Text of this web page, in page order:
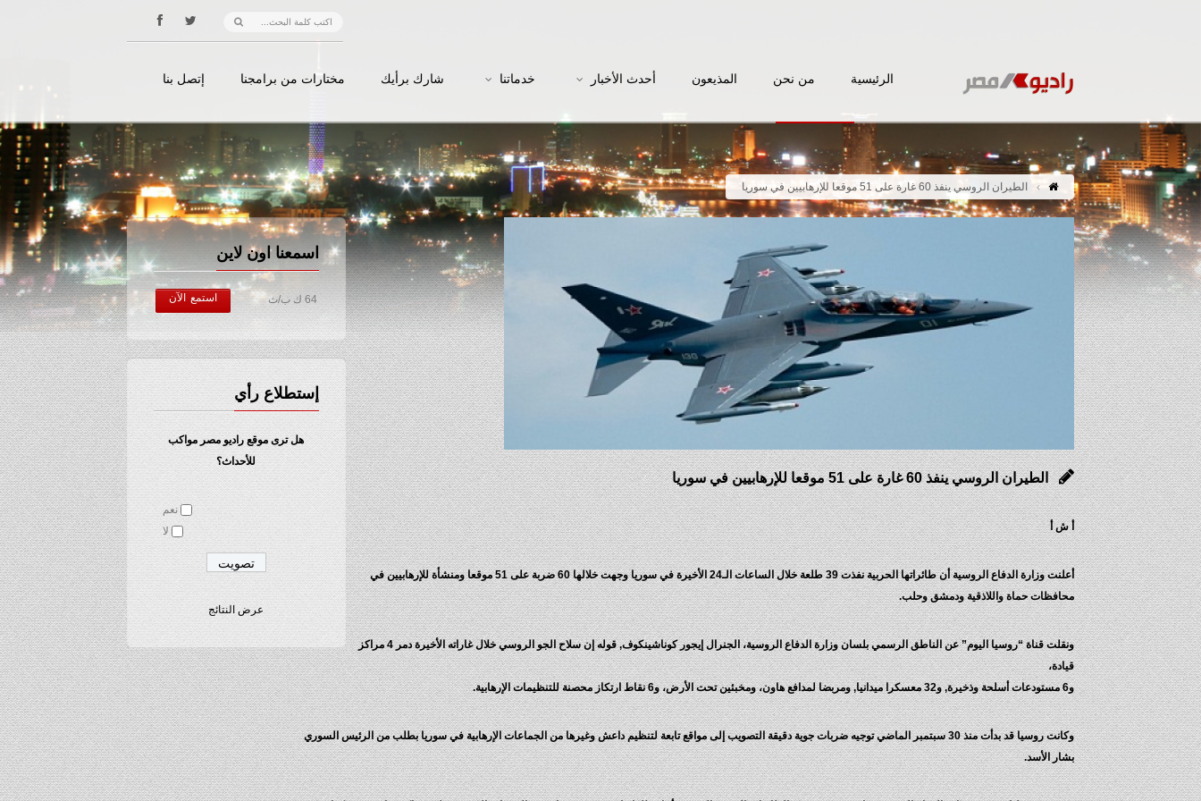
الرئيسية من نحن المذيعون أحدث الأخبار خدماتنا شارك برأيك مختارات من برامجنا إتصل بنا
الطيران الروسي ينفذ 60 غارة على 51 موقعا للإرهابيين في سوريا
اسمعنا اون لاين
64 ك ب/ث استمع الآن
إستطلاع رأي
هل ترى موقع راديو مصر مواكب
للأحداث؟
نعم
لا
عرض النتائج
الطيران الروسي ينفذ 60 غارة على 51 موقعا للإرهابيين في سوريا
أ ش أ
أعلنت وزارة الدفاع الروسية أن طائراتها الحربية نفذت 39 طلعة خلال الساعات الـ24 الأخيرة في سوريا وجهت خلالها 60 ضربة على 51 موقعا ومنشأة للإرهابيين في
محافظات حماة واللاذقية ودمشق وحلب.
ونقلت قناة “روسيا اليوم” عن الناطق الرسمي بلسان وزارة الدفاع الروسية، الجنرال إيجور كوناشينكوف, قوله إن سلاح الجو الروسي خلال غاراته الأخيرة دمر 4 مراكز
قيادة،
و6 مستودعات أسلحة وذخيرة, و32 معسكرا ميدانيا, ومربضا لمدافع هاون، ومخبئين تحت الأرض، و6 نقاط ارتكاز محصنة للتنظيمات الإرهابية.
وكانت روسيا قد بدأت منذ 30 سبتمبر الماضي توجيه ضربات جوية دقيقة التصويب إلى مواقع تابعة لتنظيم داعش وغيرها من الجماعات الإرهابية في سوريا بطلب من الرئيس السوري
بشار الأسد.